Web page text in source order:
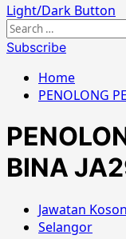
Primary
Menu
Light/Dark Button
Search
for:
Subscribe
Home
PENOLONG
BINA
Jawatan
Selangor